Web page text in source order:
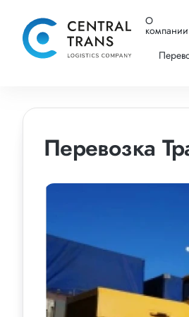
О
компании
Перевозка